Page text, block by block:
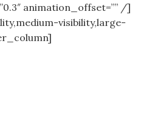
animation_offset=”” /]
visibility,large-